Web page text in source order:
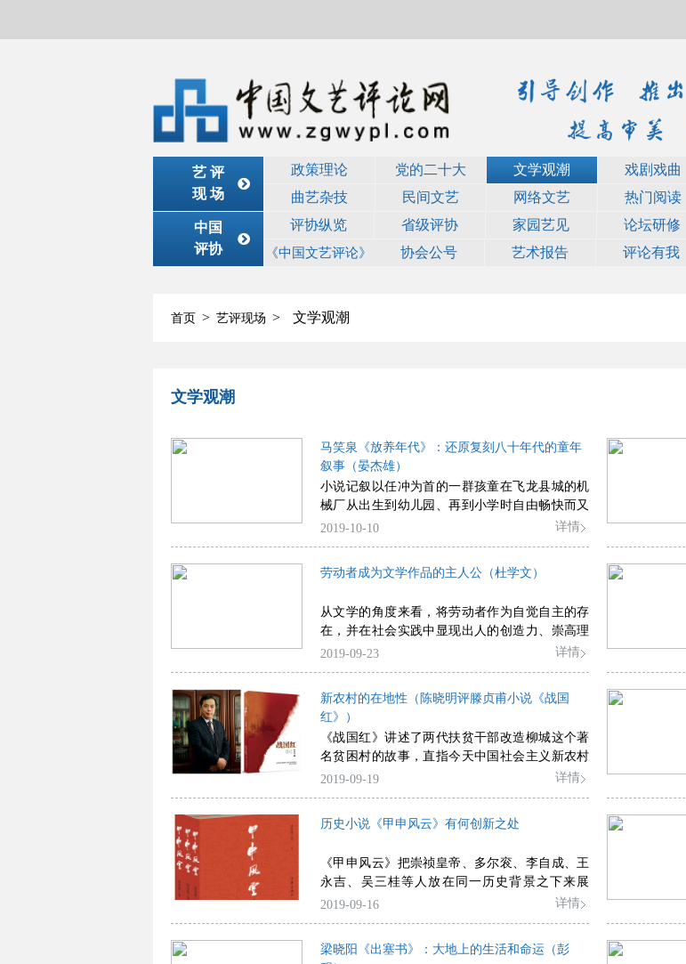
艺 评
现 场
政策理论 党的二十大 文学观潮 戏剧戏曲
曲艺杂技
民间文艺 网络文艺 热门阅读
中国
评协
评协纵览 省级评协 家园艺见 论坛研修
《中国文艺评论》 协会公号 艺术报告 评论有我
首页 > 艺评现场 > 文学观潮
文学观潮
马笑泉《放养年代》：还原复刻八十年代的童年
叙事（晏杰雄）
小说记叙以任冲为首的一群孩童在飞龙县城的机
械厂从出生到幼儿园、再到小学时自由畅快而又
十分顽劣的童年经历，以写孩童的成长为主线，
原。
2019-10-10 详情
劳动者成为文学作品的主人公（杜学文）
从文学的角度来看，将劳动者作为自觉自主的存
在，并在社会实践中显现出人的创造力、崇高理
想与高贵品格，新中国70年来的文学实践可谓居
2019-09-23 详情
新农村的在地性（陈晓明评滕贞甫小说《战国
红》）
《战国红》讲述了两代扶贫干部改造柳城这个著
名贫困村的故事，直指今天中国社会主义新农村
的变革，他的书写有非常鲜明的时代感和历史
2019-09-19 详情
历史小说《甲申风云》有何创新之处
《甲申风云》把崇祯皇帝、多尔衮、李自成、王
永吉、吴三桂等人放在同一历史背景之下来展
现，同等看待，不存偏心。每个人的形象都跃然
2019-09-16 详情
梁晓阳《出塞书》：大地上的生活和命运（彭